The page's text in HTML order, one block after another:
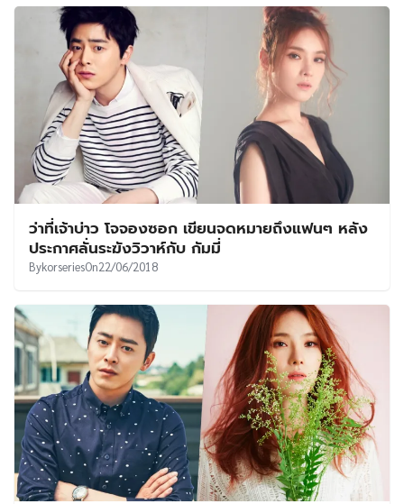
ว่าที่เจ้าบ่าว โจจองซอก เขียนจดหมายถึงแฟนๆ หลัง
ประกาศลั่นระฆังวิวาห์กับ กัมมี่
BykorseriesOn22/06/2018